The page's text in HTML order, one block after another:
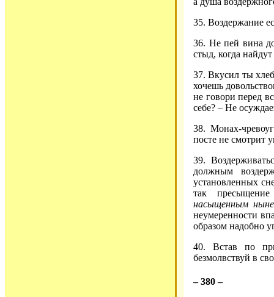
35. Воздержание
36. Не пей вина
стыд, когда
37. Вкусил ты
хочешь
не говори перед
себе? – Не
38. Монах-
посте не смотрит
39.
должным
установленных
так
насыщенным
неумеренности
образом надобно
40. Встав по
безмолвствуй в
– 380 –